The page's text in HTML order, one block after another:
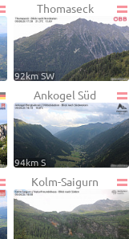
Thomaseck
92km SW
Ankogel Süd
94km S
Kolm-Saigurn